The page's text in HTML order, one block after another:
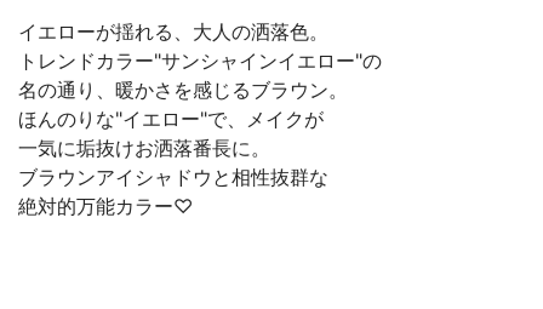
イエローが揺れる、大人の洒落色。
トレンドカラー"サンシャインイエロー"の
名の通り、暖かさを感じるブラウン。
ほんのりな"イエロー"で、メイクが
一気に垢抜けお洒落番長に。
ブラウンアイシャドウと相性抜群な
絶対的万能カラー♡